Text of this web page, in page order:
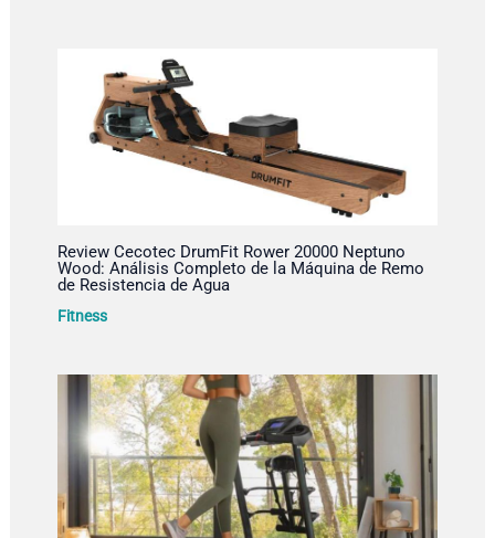
Review Cecotec DrumFit Rower 20000 Neptuno
Wood: Análisis Completo de la Máquina de Remo
de Resistencia de Agua
Fitness